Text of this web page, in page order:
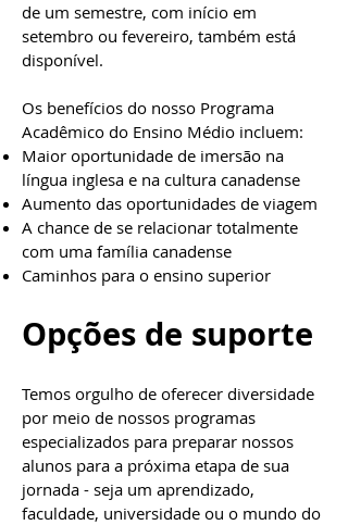
de um semestre, com início em
setembro ou fevereiro, também está
disponível.
Os benefícios do nosso Programa
Acadêmico do Ensino Médio incluem:
Maior oportunidade de imersão na
língua inglesa e na cultura canadense
Aumento das oportunidades de viagem
A chance de se relacionar totalmente
com uma família canadense
Caminhos para o ensino superior
Opções de suporte
Temos orgulho de oferecer diversidade
por meio de nossos programas
especializados para preparar nossos
alunos para a próxima etapa de sua
jornada - seja um aprendizado,
faculdade, universidade ou o mundo do